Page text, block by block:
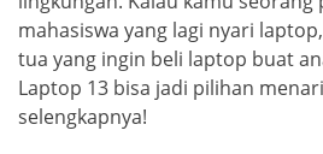
mahasiswa yang lagi nyari
tua yang ingin beli laptop buat
Laptop 13 bisa jadi pilihan
selengkapnya!